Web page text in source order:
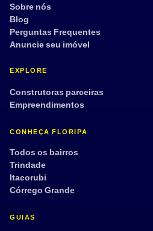
Sobre nós
Blog
Perguntas Frequentes
Anuncie seu imóvel
EXPLORE
Construtoras parceiras
Empreendimentos
CONHEÇA FLORIPA
Todos os bairros
Trindade
Itacorubi
Córrego Grande
GUIAS